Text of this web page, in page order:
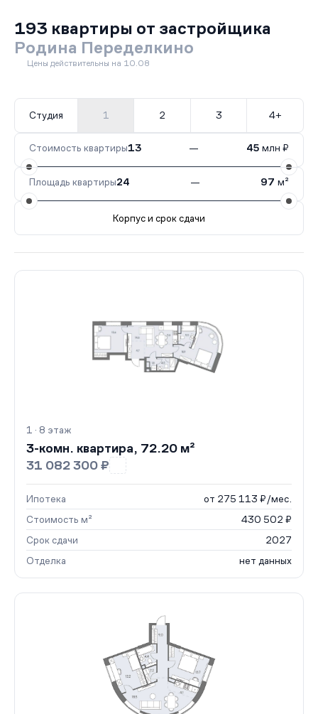
193 квартиры от застройщика
Родина Переделкино
Цены действительны на 10.08
Студия 1 2 3 4+
Стоимость квартиры13 — 45 млн ₽
Площадь квартиры24 — 97 м²
Корпус и срок сдачи
119 кв.IV кв. 2027
1 · 8 этаж
3-комн. квартира, 72.20 м²
31 082 300 ₽
Ипотека
от 275 113 ₽/мес.
Стоимость м²
430 502 ₽
Срок сдачи
2027
Отделка
нет данных